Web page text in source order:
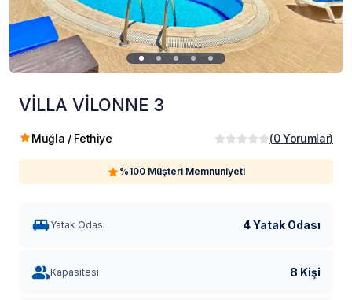
VİLLA VİLONNE 3
Muğla / Fethiye (0 Yorumlar)
%100 Müşteri Memnuniyeti
Yatak Odası 4 Yatak Odası
Kapasitesi 8 Kişi